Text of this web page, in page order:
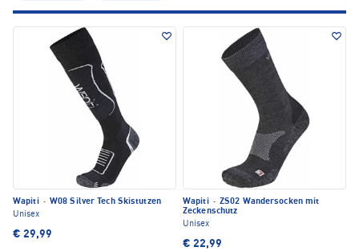
Wapiti · W08 Silver Tech Skistutzen
Unisex
€ 29,99
Wapiti · ZS02 Wandersocken mit
Zeckenschutz
Unisex
€ 22,99